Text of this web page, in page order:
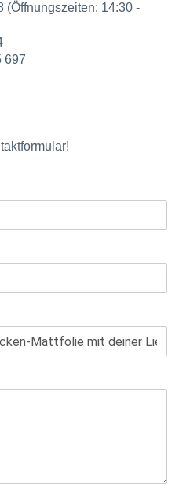
(Öffnungszeiten: 14:30 -
697